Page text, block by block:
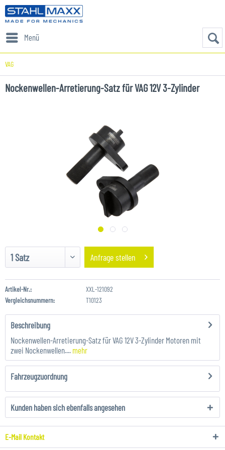
Menü
VAG
Nockenwellen-Arretierung-Satz für VAG 12V 3-Zylinder
Anfrage stellen
Artikel-Nr.:
XXL-121092
Vergleichsnummern:
T10123
Beschreibung
Nockenwellen-Arretierung-Satz für VAG 12V 3-Zylinder Motoren mit
zwei Nockenwellen.... mehr
Fahrzeugzuordnung
Kunden haben sich ebenfalls angesehen
E-Mail Kontakt